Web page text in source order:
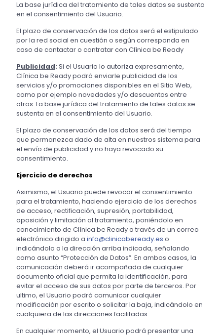
La base jurídica del tratamiento de tales datos se sustenta
en el consentimiento del Usuario.
El plazo de conservación de los datos será el estipulado
por la red social en cuestión o según corresponda en
caso de contactar o contratar con Clínica be Ready
Publicidad: Si el Usuario lo autoriza expresamente,
Clínica be Ready podrá enviarle publicidad de los
servicios y/o promociones disponibles en el Sitio Web,
como por ejemplo novedades y/o descuentos entre
otros. La base jurídica del tratamiento de tales datos se
sustenta en el consentimiento del Usuario.
El plazo de conservación de los datos será del tiempo
que permanezca dado de alta en nuestros sistema para
el envío de publicidad y no haya revocado su
consentimiento.
Ejercicio de derechos
Asimismo, el Usuario puede revocar el consentimiento
para el tratamiento, haciendo ejercicio de los derechos
de acceso, rectificación, supresión, portabilidad,
oposición y limitación al tratamiento, poniéndolo en
conocimiento de Clínica be Ready a través de un correo
electrónico dirigido a info@clinicabeready.es o
indicándolo a la dirección arriba indicada, señalando
como asunto “Protección de Datos”. En ambos casos, la
comunicación deberá ir acompañada de cualquier
documento oficial que permita la identificación, para
evitar el acceso de sus datos por parte de terceros. Por
ultimo, el Usuario podrá comunicar cualquier
modificación por escrito o solicitar la baja, indicándolo en
cualquiera de las direcciones facilitadas.
En cualquier momento, el Usuario podrá presentar una